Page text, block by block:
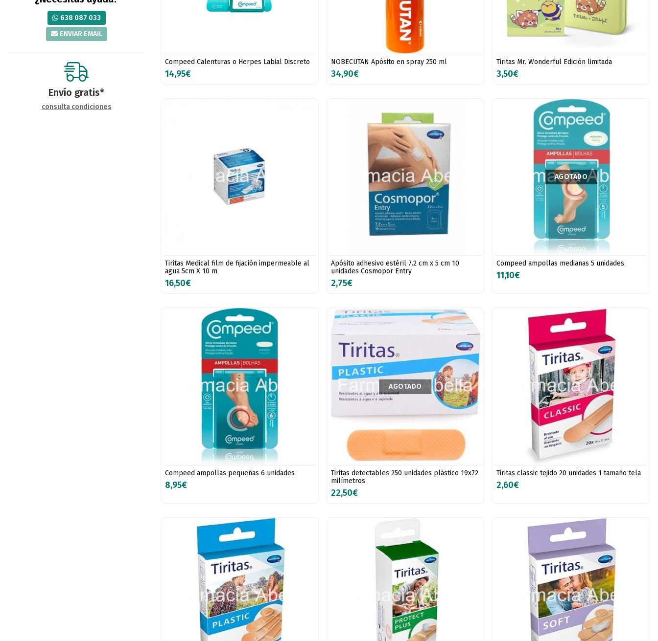
Compeed Calenturas o Herpes Labial Discreto
14,95€
NOBECUTAN Apósito en spray 250 ml
34,90€
Tiritas Mr. Wonderful Edición limitada
3,50€
Tiritas Medical film de fijación impermeable al
agua 5cm X 10 m
16,50€
Apósito adhesivo estéril 7.2 cm x 5 cm 10
unidades Cosmopor Entry
2,75€
AGOTADO
Compeed ampollas medianas 5 unidades
11,10€
Compeed ampollas pequeñas 6 unidades
8,95€
AGOTADO
Tiritas detectables 250 unidades plástico 19x72
milímetros
22,50€
Tiritas classic tejido 20 unidades 1 tamaño tela
2,60€
638 087 033
ENVIAR EMAIL
Envío gratis*
consulta condiciones